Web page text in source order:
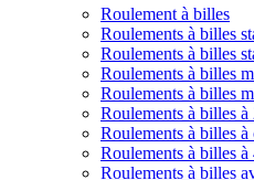
Roulement à billes
Roulements à billes
Roulements à billes
Roulements à billes
Roulements à billes
Roulements à billes à
Roulements à billes
Roulements à billes
Roulements à billes